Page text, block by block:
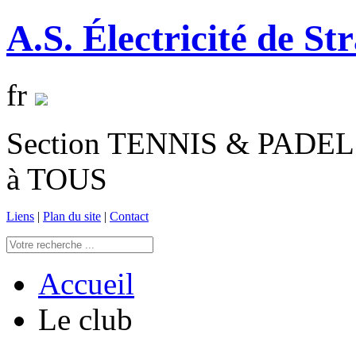
A.S. Électricité de
fr
Section TENNIS &
à TOUS
Liens | Plan du site | Contact
Accueil
Le club